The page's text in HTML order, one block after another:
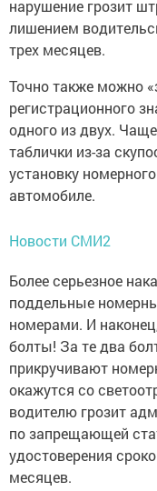
нарушение грозит
лишением
трех месяцев.
Точно также можно
регистрационного
одного из двух.
таблички из-за
установку
автомобиле.
Новости СМИ2
Более серьезное
поддельные
номерами. И
болты! За те два
прикручивают
окажутся со
водителю грозит
по запрещающей
удостоверения
месяцев.